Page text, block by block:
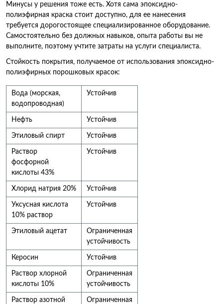
Минусы у решения тоже есть. Хотя сама эпоксидно-
полиэфирная краска стоит доступно, для ее нанесения
требуется дорогостоящее специализированное оборудование.
Самостоятельно без должных навыков, опыта работы вы не
выполните, поэтому учтите затраты на услуги специалиста.
Стойкость покрытия, получаемое от использования эпоксидно-
полиэфирных порошковых красок:
Вода (морская,
водопроводная)
Устойчив
Нефть Устойчив
Этиловый спирт Устойчив
Раствор
фосфорной
кислоты 43%
Устойчив
Хлорид натрия 20% Устойчив
Уксусная кислота
10% раствор
Устойчив
Этиловый ацетат
Ограниченная
устойчивость
Керосин Устойчив
Раствор хлорной
кислоты 10%
Ограниченная
устойчивость
Раствор азотной
Ограниченная